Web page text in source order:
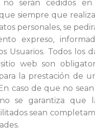
no serán cedidos
siempre que
personales, se
expreso,
Usuarios. Todos los
web son
la prestación de
caso de que no
se garantiza que
sean